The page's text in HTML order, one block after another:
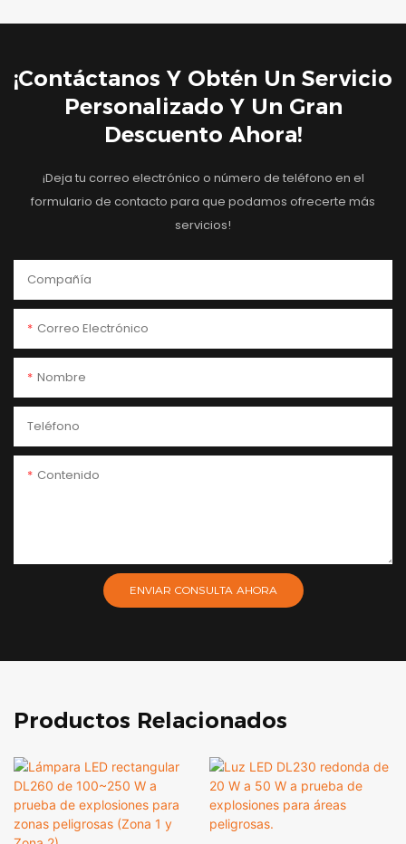
¡Contáctanos Y Obtén Un Servicio
Personalizado Y Un Gran
Descuento Ahora!
¡Deja tu correo electrónico o número de teléfono en el
formulario de contacto para que podamos ofrecerte más
servicios!
Compañía
Correo Electrónico
Nombre
Teléfono
Contenido
ENVIAR CONSULTA AHORA
Productos Relacionados